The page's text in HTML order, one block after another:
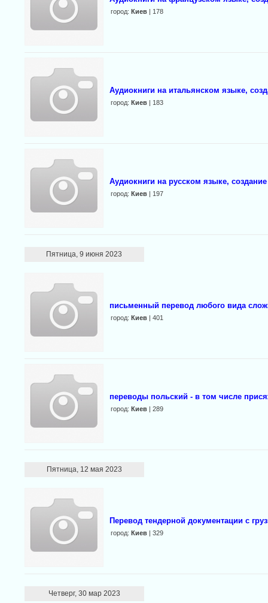
город: Киев| 178
Аудиокниги на итальянском языке,
город: Киев| 183
Аудиокниги на русском языке,
город: Киев| 197
Пятница, 9 июня 2023
письменный перевод любого вида
город: Киев| 401
переводы польский - в том числе
город: Киев| 289
Пятница, 12 мая 2023
Перевод тендерной документации с
город: Киев| 329
Четверг, 30 мар 2023